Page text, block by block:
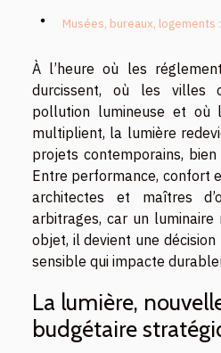
Musées, bureaux, logements
À l’heure où les
durcissent, où les villes
pollution lumineuse et où
multiplient, la lumière
projets contemporains,
Entre performance, confort
architectes et maîtres
arbitrages, car un
objet, il devient une
sensible qui impacte
La lumière,
budgétaire